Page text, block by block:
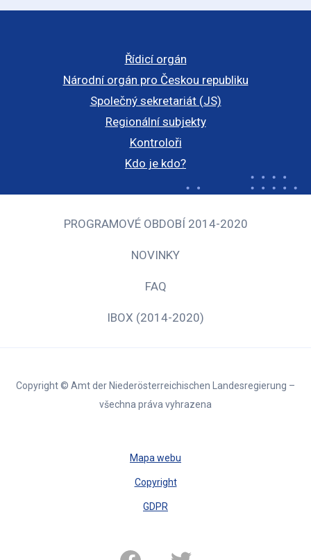
Řídicí orgán
Národní orgán pro Českou republiku
Společný sekretariát (JS)
Regionální subjekty
Kontroloři
Kdo je kdo?
PROGRAMOVÉ OBDOBÍ 2014-2020
NOVINKY
FAQ
IBOX (2014-2020)
Copyright © Amt der Niederösterreichischen Landesregierung –
všechna práva vyhrazena
Mapa webu
Copyright
GDPR